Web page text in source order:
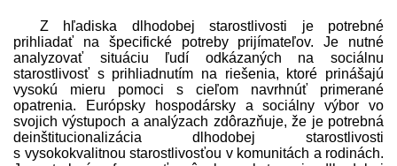
Z hľadiska dlhodobej starostlivosti je potrebné
prihliadať na špecifické potreby prijímateľov. Je nutné
analyzovať situáciu ľudí odkázaných na sociálnu
starostlivosť s prihliadnutím na riešenia, ktoré prinášajú
vysokú mieru pomoci s cieľom navrhnúť primerané
opatrenia. Európsky hospodársky a sociálny výbor vo
svojich výstupoch a analýzach zdôrazňuje, že je potrebná
deinštitucionalizácia dlhodobej starostlivosti
s vysokokvalitnou starostlivosťou v komunitách a rodinách.